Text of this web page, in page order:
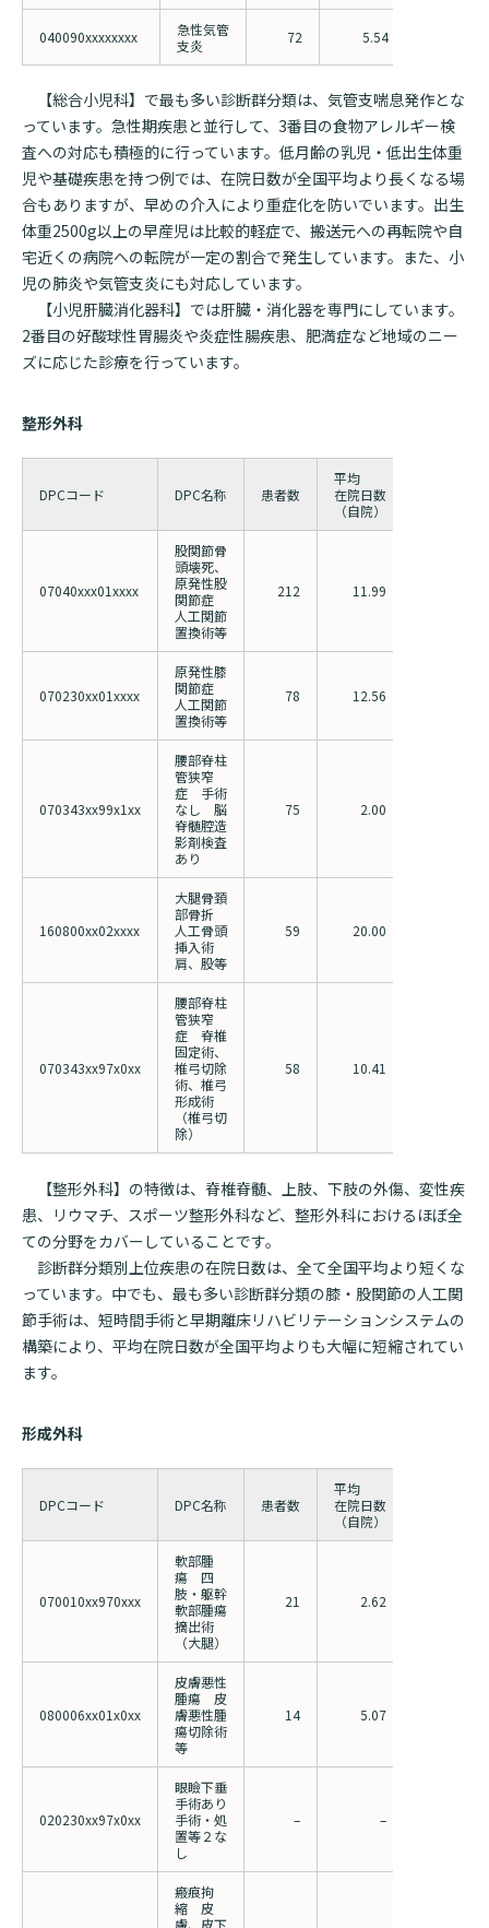
040090xxxxxxxx
急性気管
支炎
72 5.54
【総合小児科】で最も多い診断群分類は、気管支喘息発作とな
っています。急性期疾患と並行して、3番目の食物アレルギー検
査への対応も積極的に行っています。低月齢の乳児・低出生体重
児や基礎疾患を持つ例では、在院日数が全国平均より長くなる場
合もありますが、早めの介入により重症化を防いでいます。出生
体重2500g以上の早産児は比較的軽症で、搬送元への再転院や自
宅近くの病院への転院が一定の割合で発生しています。また、小
児の肺炎や気管支炎にも対応しています。
【小児肝臓消化器科】では肝臓・消化器を専門にしています。
2番目の好酸球性胃腸炎や炎症性腸疾患、肥満症など地域のニー
ズに応じた診療を行っています。
整形外科
DPCコード DPC名称 患者数
平均
在院日数
（自院）
07040xxx01xxxx
股関節骨
頭壊死、
原発性股
関節症
人工関節
置換術等
212 11.99
070230xx01xxxx
原発性膝
関節症
人工関節
置換術等
78 12.56
070343xx99x1xx
腰部脊柱
管狭窄
症 手術
なし 脳
脊髄腔造
影剤検査
あり
75 2.00
160800xx02xxxx
大腿骨頚
部骨折
人工骨頭
挿入術
肩、股等
59 20.00
070343xx97x0xx
腰部脊柱
管狭窄
症 脊椎
固定術、
椎弓切除
術、椎弓
形成術
（椎弓切
除）
58 10.41
【整形外科】の特徴は、脊椎脊髄、上肢、下肢の外傷、変性疾
患、リウマチ、スポーツ整形外科など、整形外科におけるほぼ全
ての分野をカバーしていることです。
診断群分類別上位疾患の在院日数は、全て全国平均より短くな
っています。中でも、最も多い診断群分類の膝・股関節の人工関
節手術は、短時間手術と早期離床リハビリテーションシステムの
構築により、平均在院日数が全国平均よりも大幅に短縮されてい
ます。
形成外科
DPCコード DPC名称 患者数
平均
在院日数
（自院）
070010xx970xxx
軟部腫
瘍 四
肢・躯幹
軟部腫瘍
摘出術
（大腿）
21 2.62
080006xx01x0xx
皮膚悪性
腫瘍 皮
膚悪性腫
瘍切除術
等
14 5.07
020230xx97x0xx
眼瞼下垂
手術あり
手術・処
置等２な
し
– –
瘢痕拘
縮 皮
膚、皮下